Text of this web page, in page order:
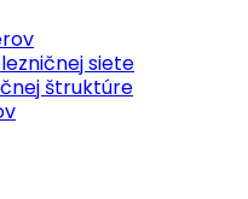
siete
štruktúre